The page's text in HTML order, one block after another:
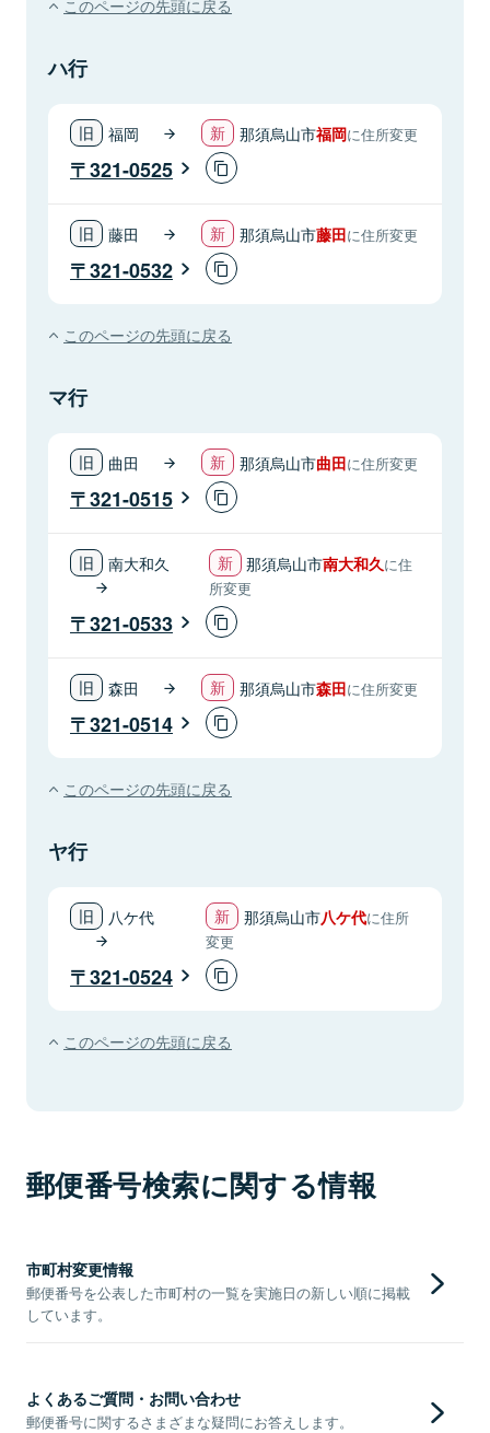
ハ行
福岡 那須烏山市福岡に住所変更
321-0525
藤田 那須烏山市藤田に住所変更
321-0532
このページの先頭に戻る
マ行
曲田 那須烏山市曲田に住所変更
321-0515
南大和久 那須烏山市南大和久に住
所変更
321-0533
森田 那須烏山市森田に住所変更
321-0514
このページの先頭に戻る
ヤ行
八ケ代 那須烏山市八ケ代に住所
変更
321-0524
このページの先頭に戻る
郵便番号検索に関する情報
市町村変更情報
郵便番号を公表した市町村の一覧を実施日の新しい順に掲載
しています。
よくあるご質問・お問い合わせ
郵便番号に関するさまざまな疑問にお答えします。